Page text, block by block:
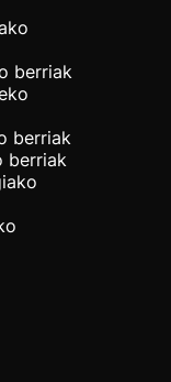
berriak
berriak
berriak